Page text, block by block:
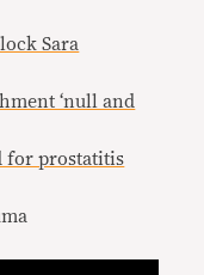
Sara
‘null and
for prostatitis